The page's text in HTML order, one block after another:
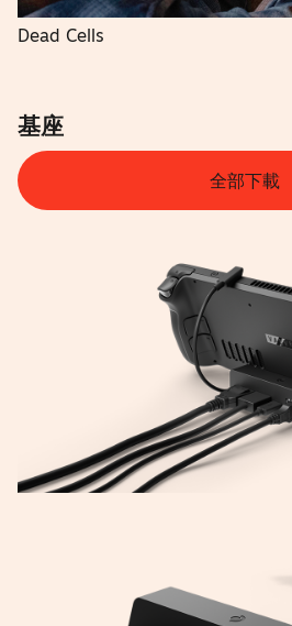
Dead Cells
基座
全部下載